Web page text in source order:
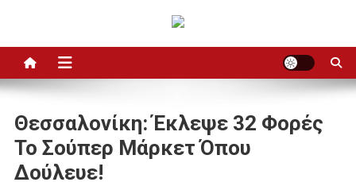
Θεσσαλονίκη: Έκλεψε 32 Φορές
Το Σούπερ Μάρκετ Όπου
Δούλευε!